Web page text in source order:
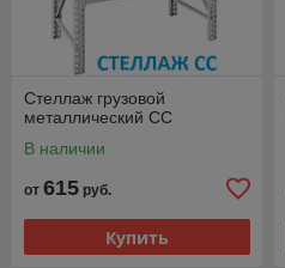
Стеллаж грузовой
металлический СС
В наличии
от 615 руб.
Купить